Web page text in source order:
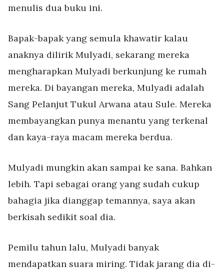
menulis dua buku ini.
Bapak-bapak yang semula khawatir kalau
anaknya dilirik Mulyadi, sekarang mereka
mengharapkan Mulyadi berkunjung ke rumah
mereka. Di bayangan mereka, Mulyadi adalah
Sang Pelanjut Tukul Arwana atau Sule. Mereka
membayangkan punya menantu yang terkenal
dan kaya-raya macam mereka berdua.
Mulyadi mungkin akan sampai ke sana. Bahkan
lebih. Tapi sebagai orang yang sudah cukup
bahagia jika dianggap temannya, saya akan
berkisah sedikit soal dia.
Pemilu tahun lalu, Mulyadi banyak
mendapatkan suara miring. Tidak jarang dia di-